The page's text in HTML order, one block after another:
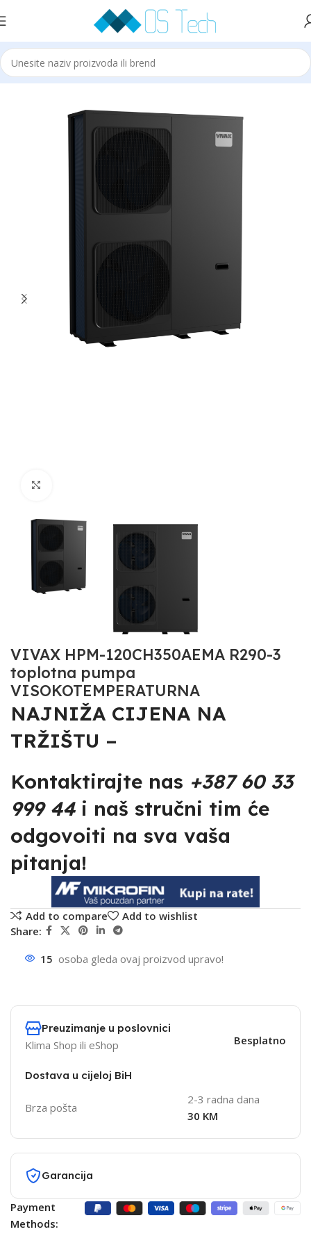
Početna Klime VIVAX
VIVAX HPM-120CH350AEMA R290-3
toplotna pumpa
VISOKOTEMPERATURNA
NAJNIŽA CIJENA NA
TRŽIŠTU –
Kontaktirajte nas +387 60 33
999 44i naš stručni tim će
odgovoiti na sva vaša
pitanja!
Add to compare
Add to wishlist
Share:
15 osoba gleda ovaj proizvod upravo!
Preuzimanje u poslovnici
Klima Shop ili eShop Besplatno
Dostava u cijeloj BiH
Brza pošta
2-3 radna dana
30 KM
Garancija
Payment
Methods: